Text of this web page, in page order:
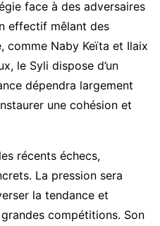
face à des adversaires
effectif mêlant des
comme Naby Keïta et Ilaix
le Syli dispose d’un
dépendra largement
une cohésion et
récents échecs,
La pression sera
la tendance et
compétitions. Son